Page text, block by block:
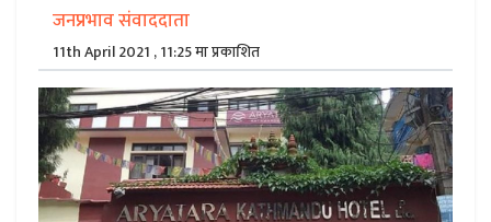
जनप्रभाव संवाददाता
11th April 2021 , 11:25 मा प्रकाशित